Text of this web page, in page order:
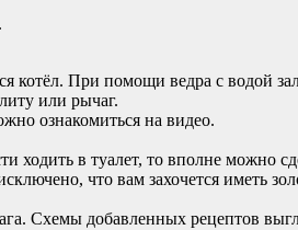
котёл. При помощи ведра с водой
или рычаг.
ознакомиться на видео.
ходить в туалет, то вполне можно
что вам захочется иметь
Схемы добавленных рецептов